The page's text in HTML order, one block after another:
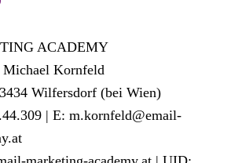
ACADEMY
Kornfeld
Wilfersdorf (bei Wien)
| E: m.kornfeld@email-